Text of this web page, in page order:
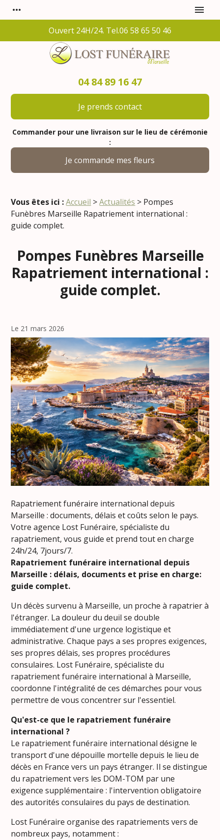
more_horiz menu
Ouvert 24H/24. Tel.06 58 65 50 46
04 84 89 16 47
Je prends contact
Commander pour une livraison sur le lieu de cérémonie
:
Je commande mes fleurs
Vous êtes ici : Accueil >Actualités > Pompes
Funèbres Marseille Rapatriement international :
guide complet.
Pompes Funèbres Marseille
Rapatriement international :
guide complet.
Le 21 mars 2026
Rapatriement funéraire international depuis
Marseille : documents, délais et coûts selon le pays.
Votre agence Lost Funéraire, spécialiste du
rapatriement, vous guide et prend tout en charge
24h/24, 7jours/7.
Rapatriement funéraire international depuis
Marseille : délais, documents et prise en charge:
guide complet.
Un décès survenu à Marseille, un proche à rapatrier à
l'étranger. La douleur du deuil se double
immédiatement d'une urgence logistique et
administrative. Chaque pays a ses propres exigences,
ses propres délais, ses propres procédures
consulaires. Lost Funéraire, spécialiste du
rapatriement funéraire international à Marseille,
coordonne l'intégralité de ces démarches pour vous
permettre de vous concentrer sur l'essentiel.
Qu'est-ce que le rapatriement funéraire
international ?
Le rapatriement funéraire international désigne le
transport d'une dépouille mortelle depuis le lieu de
décès en France vers un pays étranger. Il se distingue
du rapatriement vers les DOM-TOM par une
exigence supplémentaire : l'intervention obligatoire
des autorités consulaires du pays de destination.
Lost Funéraire organise des rapatriements vers de
nombreux pays, notamment :